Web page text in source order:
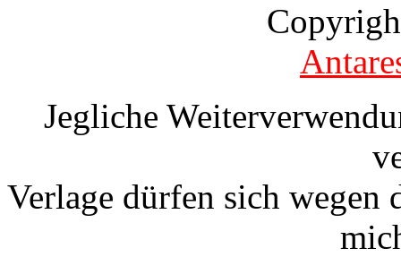
Jegliche
Verlage dürfen sich wegen